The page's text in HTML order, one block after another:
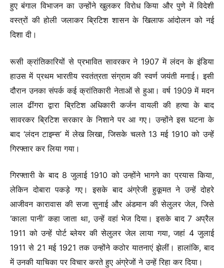
हुए बंगाल विभाजन का उन्होंने खुलकर विरोध किया और पुणे में विदेशी
वस्त्रों की होली जलाकर ब्रिटिश शासन के खिलाफ आंदोलन को नई
दिशा दी।
रूसी क्रांतिकारियों से प्रभावित सावरकर ने 1907 में लंदन के इंडिया
हाउस में प्रथम भारतीय स्वतंत्रता संग्राम की स्वर्ण जयंती मनाई। इसी
दौरान उनका संपर्क कई क्रांतिकारी नेताओं से हुआ। वर्ष 1909 में मदन
लाल ढींगरा द्वारा ब्रिटिश अधिकारी कर्जन वायली की हत्या के बाद
सावरकर ब्रिटिश सरकार के निशाने पर आ गए। उन्होंने इस घटना के
बाद ‘लंदन टाइम्स’ में लेख लिखा, जिसके चलते 13 मई 1910 को उन्हें
गिरफ्तार कर लिया गया।
गिरफ्तारी के बाद 8 जुलाई 1910 को उन्होंने भागने का प्रयास किया,
लेकिन दोबारा पकड़े गए। इसके बाद अंग्रेजी हुकूमत ने उन्हें दोहरे
आजीवन कारावास की सजा सुनाई और अंडमान की सेलुलर जेल, जिसे
‘काला पानी’ कहा जाता था, उन्हें वहां भेज दिया। इसके बाद 7 अप्रैल
1911 को उन्हें पोर्ट ब्लेयर की सेलुलर जेल लाया गया, जहां 4 जुलाई
1911 से 21 मई 1921 तक उन्होंने कठोर यातनाएं झेलीं। हालांकि, बाद
में उनकी याचिका पर विचार करते हुए अंग्रेजों ने उन्हें रिहा कर दिया।